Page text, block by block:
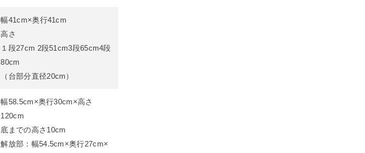
幅41cm×奥行41cm
高さ
１段27cm 2段51cm3段65cm4段
80cm
（台部分直径20cm）
幅58.5cm×奥行30cm×高さ
120cm
底までの高さ10cm
解放部：幅54.5cm×奥行27cm×